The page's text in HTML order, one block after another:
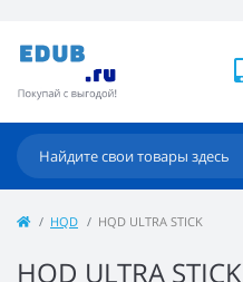
HQD HQD ULTRA STICK
HQD ULTRA STICK